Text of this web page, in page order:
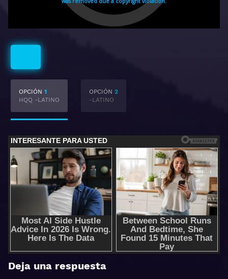
OPCIÓN 1
HQQ -LATINO
OPCIÓN 2
-LATINO
Deja una respuesta